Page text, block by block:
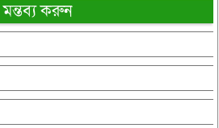
মন্তব্য করুন